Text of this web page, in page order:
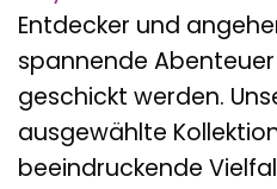
Entdecker und
spannende
geschickt werden.
ausgewählte
beeindruckende